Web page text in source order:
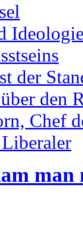
der
den
Chef
man